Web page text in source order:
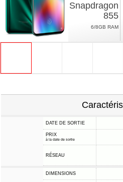
Snapdragon
855
6/8GB RAM
DATE DE SORTIE
PRIX
à la date de sortie
RÉSEAU
DIMENSIONS